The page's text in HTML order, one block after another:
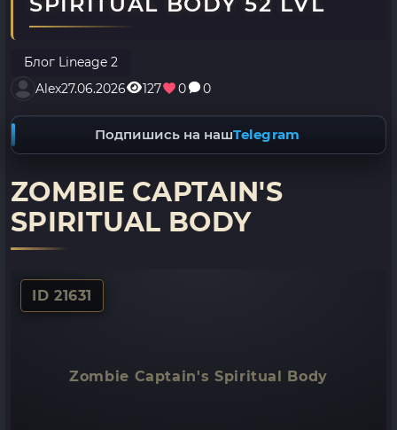
Блог Lineage 2
Alex27.06.2026 127 0 0
Подпишись на нашTelegram
ZOMBIE CAPTAIN'S
SPIRITUAL BODY
ID 21631
Zombie Captain's Spiritual Body